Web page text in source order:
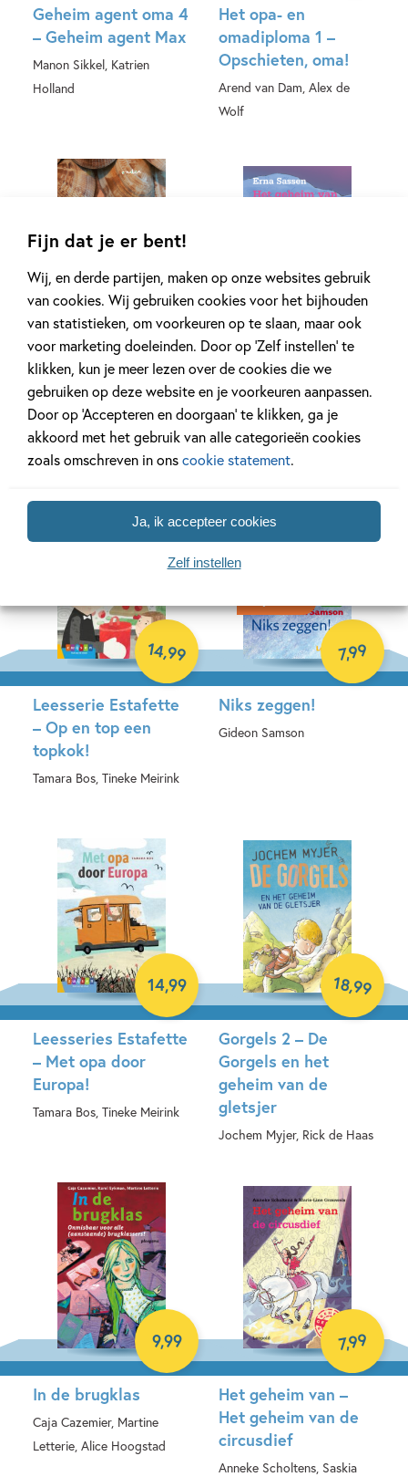
Fijn dat je er bent!
Wij, en derde partijen, maken op onze websites gebruik
van cookies. Wij gebruiken cookies voor het bijhouden
van statistieken, om voorkeuren op te slaan, maar ook
voor marketing doeleinden. Door op ‘Zelf instellen’ te
klikken, kun je meer lezen over de cookies die we
gebruiken op deze website en je voorkeuren aanpassen.
Door op ‘Accepteren en doorgaan’ te klikken, ga je
akkoord met het gebruik van alle categorieën cookies
zoals omschreven in onscookie statement.
Ja, ik accepteer cookies
Zelf instellen
Geheim agent oma 4
– Geheim agent Max
Manon Sikkel, Katrien
Holland
Het opa- en
omadiploma 1 –
Opschieten, oma!
Arend van Dam, Alex de
Wolf
Onder mijn matras
de erwt
Ted van Lieshout
17,99
Hardcover
Het geheim van –
Het geheim van het
zeehondenjong
Erna Sassen
7,99
Leesserie Estafette
– Op en top een
topkok!
Tamara Bos, Tineke Meirink
14,99
Niks zeggen!
Gideon Samson
7,99
Leesseries Estafette
– Met opa door
Europa!
Tamara Bos, Tineke Meirink
14,99
Gorgels 2 – De
Gorgels en het
geheim van de
gletsjer
Jochem Myjer, Rick de Haas
18,99
In de brugklas
Caja Cazemier, Martine
Letterie, Alice Hoogstad
9,99
Het geheim van –
Het geheim van de
circusdief
Anneke Scholtens, Saskia
7,99